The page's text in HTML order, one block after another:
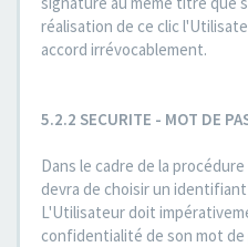
réalisation de ce clic
accord irrévocablement.
5.2.2 SECURITE - MOT DE
Dans le cadre de la
devra de choisir un
L'Utilisateur doit
confidentialité de son mot